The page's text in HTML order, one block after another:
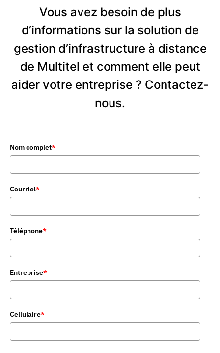
Vous avez besoin de plus
d’informations sur la solution de
gestion d’infrastructure à distance
de Multitel et comment elle peut
aider votre entreprise ? Contactez-
nous.
Nom complet*
Courriel*
Téléphone*
Entreprise*
Cellulaire*